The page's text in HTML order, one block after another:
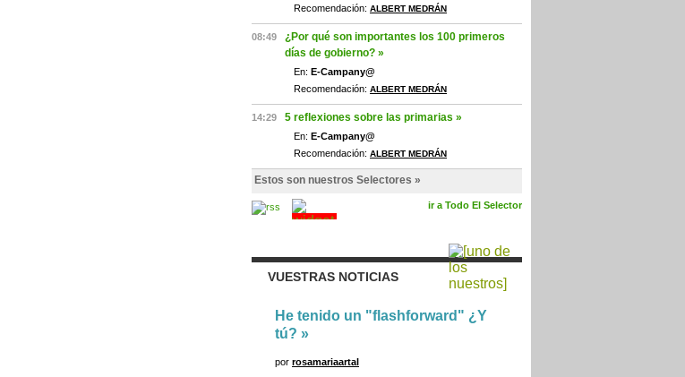
Recomendación: ALBERT MEDRÁN
08:49
¿Por qué son importantes los 100 primeros
días de gobierno? »
En: E-Campany@
Recomendación: ALBERT MEDRÁN
14:29 5 reflexiones sobre las primarias »
En: E-Campany@
Recomendación: ALBERT MEDRÁN
Estos son nuestros Selectores »
ir a Todo El Selector
VUESTRAS NOTICIAS
He tenido un "flashforward" ¿Y
tú? »
por rosamariaartal